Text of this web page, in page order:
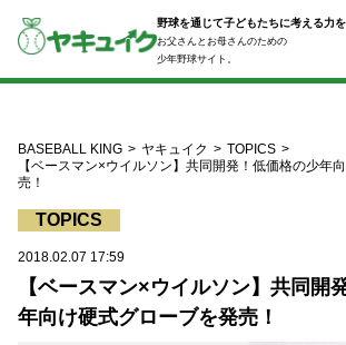
ン
野球を通じて子どもたちに考える力を
お父さんとお母さんのための
少年野球サイト。
BASEBALL KING ヤキュイク
TOPICS
【ベースマン×ウイルソン】共同開発！低価格の少年
売！
TOPICS
2018.02.07 17:59
【ベースマン×ウイルソン】共同開
年向け硬式グローブを発売！